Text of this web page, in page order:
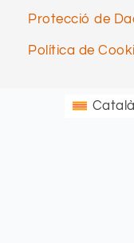
Protecció de
Política de
Català